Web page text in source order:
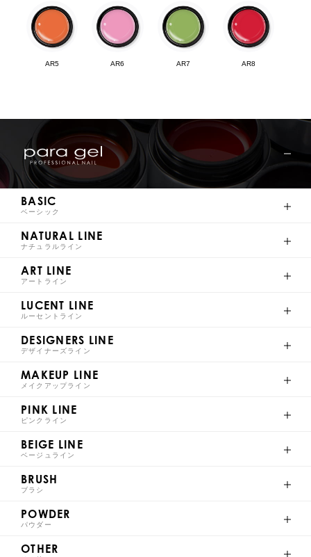
AR5 AR6 AR7 AR8
AR9 AR10 AR11 AR12
AR13
AR21
Milky Color
BASIC
ベーシック
NATURAL LINE
ナチュラルライン
ART LINE
アートライン
LUCENT LINE
ルーセントライン
DESIGNERS LINE
デザイナーズライン
MAKEUP LINE
メイクアップライン
PINK LINE
ピンクライン
BEIGE LINE
ベージュライン
BRUSH
ブラシ
POWDER
パウダー
OTHER